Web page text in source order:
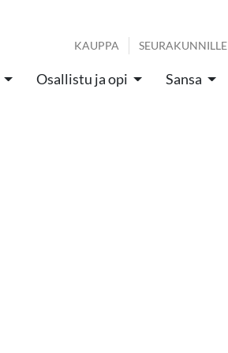
KAUPPA SEURAKUNNILLE
Osallistu ja opi Sansa